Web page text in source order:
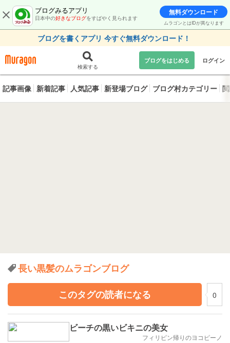
ブログみるアプリ
日本中の好きなブログをすばやく見られます
無料ダウンロード
ムラゴンとはIDが異なります
ブログを書くアプリ 今すぐ無料ダウンロード！
検索する
ブログをはじめる ログイン
記事画像 新着記事 人気記事 新登場ブログ ブログ村カテゴリー
長い黒髪のムラゴンブログ
このタグの読者になる
0
ビーチの黒いビキニの美女
フィリピン帰りのヨコピーノ